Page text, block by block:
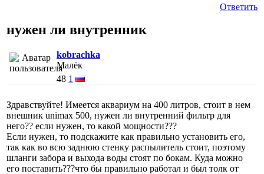
Ответить
нужен ли внутренник
kobrachka
Малёк
48 1
Здравствуйте! Имеется аквариум на 400 литров, стоит в нем
внешник unimax 500, нужен ли внутренний фильтр для
него?? если нужен, то какой мощности???
Если нужен, то подскажите как правильно установить его,
так как во всю заднюю стенку распылитель стоит, поэтому
шланги забора и выхода воды стоят по бокам. Куда можно
его поставить???что бы правильно работал и был толк от